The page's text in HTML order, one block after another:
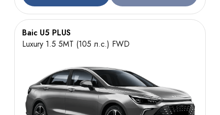
Baic U5 PLUS
Luxury 1.5 5MT (105 л.с.) FWD